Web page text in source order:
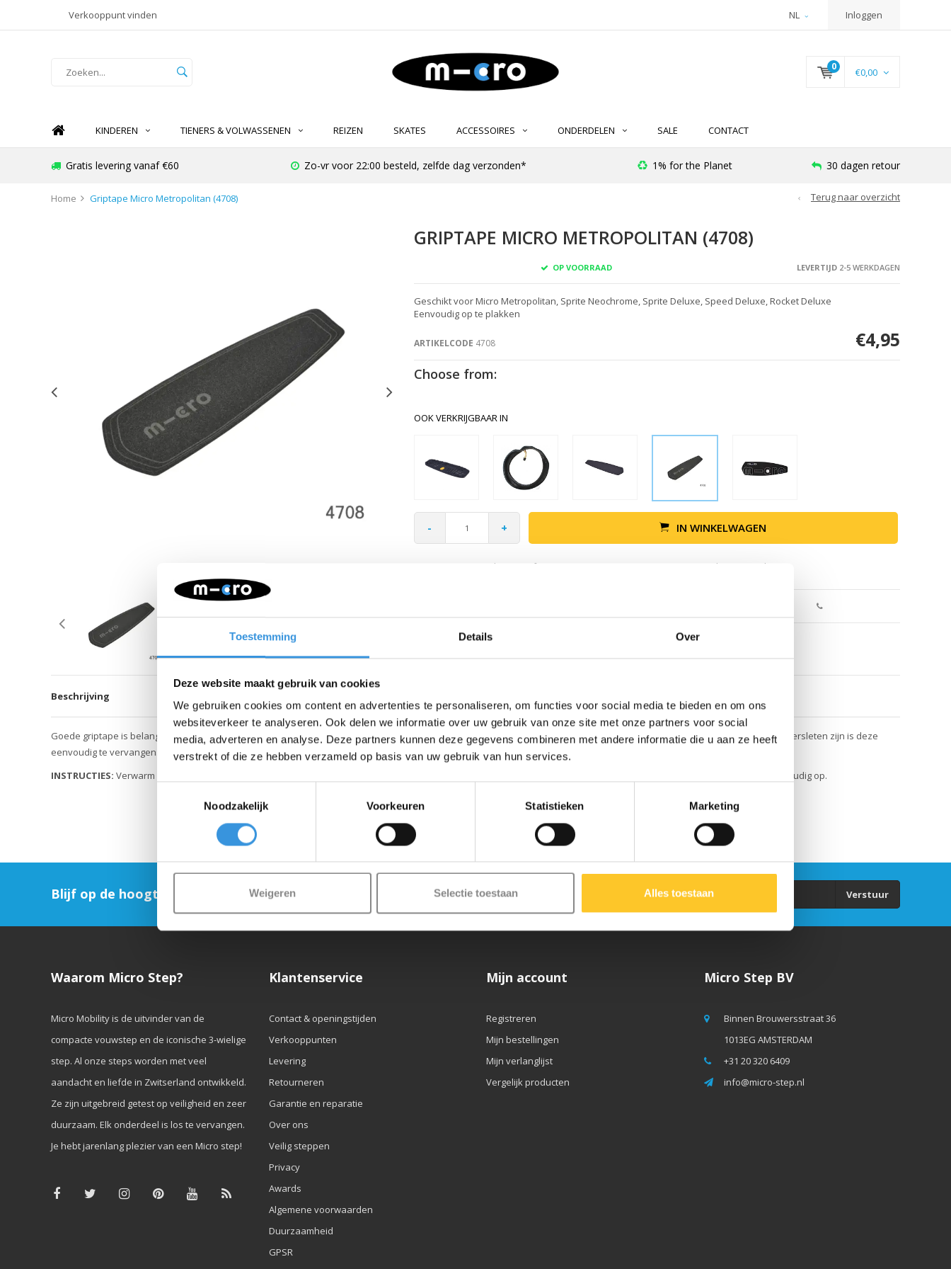
Toestemming Details Over
Deze website maakt gebruik van cookies
We gebruiken cookies om content en advertenties te personaliseren, om functies voor social media te bieden en om ons
websiteverkeer te analyseren. Ook delen we informatie over uw gebruik van onze site met onze partners voor social
media, adverteren en analyse. Deze partners kunnen deze gegevens combineren met andere informatie die u aan ze heeft
verstrekt of die ze hebben verzameld op basis van uw gebruik van hun services.
Noodzakelijk
Voorkeuren Statistieken Marketing
Weigeren Selectie toestaan Alles toestaan
Verkooppunt vinden NL Inloggen
0 €0,00
KINDEREN TIENERS & VOLWASSENEN REIZEN SKATES ACCESSOIRES ONDERDELEN SALE CONTACT
Gratis levering vanaf €60 Zo-vr voor 22:00 besteld, zelfde dag verzonden* 1% for the Planet 30 dagen retour
Home Griptape Micro Metropolitan (4708) Terug naar overzicht
GRIPTAPE MICRO METROPOLITAN (4708)
OP VOORRAAD LEVERTIJD2-5 WERKDAGEN
Geschikt voor Micro Metropolitan, Sprite Neochrome, Sprite Deluxe, Speed Deluxe, Rocket Deluxe
Eenvoudig op te plakken
ARTIKELCODE 4708 €4,95
Choose from:
OOK VERKRIJGBAAR IN
- + IN WINKELWAGEN
Gratis verzending vanaf €60 Retour binnen 30 dagen
Beschrijving
Goede griptape is belangrijk voor je step. Het zorgt voor goede grip voor je voeten, zodat je de step onder controle kunt houden. Mocht de griptape van je Micro Sprite step versleten zijn is deze
eenvoudig te vervangen.
INSTRUCTIES: Verwarm de oude griptape met een hittepistool of föhn. Verwijder daarna de grip. Maak de step schoon met ontvetter. Plak daarna de nieuwe griptape eenvoudig op.
Blijf op de hoogte en schrijf je in voor onze nieuwsbrief Verstuur
Waarom Micro Step?
Micro Mobility is de uitvinder van de
compacte vouwstep en de iconische 3-wielige
step. Al onze steps worden met veel
aandacht en liefde in Zwitserland ontwikkeld.
Ze zijn uitgebreid getest op veiligheid en zeer
duurzaam. Elk onderdeel is los te vervangen.
Je hebt jarenlang plezier van een Micro step!
Klantenservice
Contact & openingstijden
Verkooppunten
Levering
Retourneren
Garantie en reparatie
Over ons
Veilig steppen
Privacy
Awards
Algemene voorwaarden
Duurzaamheid
GPSR
Mijn account
Registreren
Mijn bestellingen
Mijn verlanglijst
Vergelijk producten
Micro Step BV
Binnen Brouwersstraat 36
1013EG AMSTERDAM
+31 20 320 6409
info@micro-step.nl